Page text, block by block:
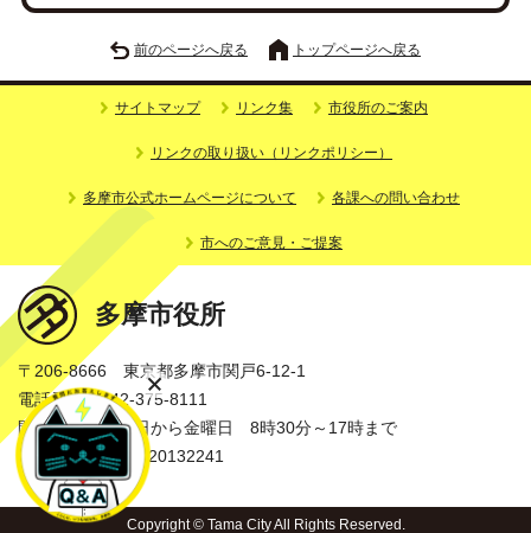
前のページへ戻る トップページへ戻る
サイトマップ リンク集 市役所のご案内
リンクの取り扱い（リンクポリシー）
多摩市公式ホームページについて 各課への問い合わせ
市へのご意見・ご提案
多摩市役所
〒206-8666 東京都多摩市関戸6-12-1
電話番号：042-375-8111
開庁時間：月曜日から金曜日 8時30分～17時まで
法人番号：3000020132241
Copyright © Tama City All Rights Reserved.